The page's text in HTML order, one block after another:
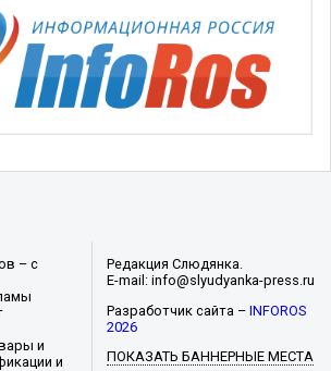
– с
и
и
Редакция Слюдянка.
E-mail: info@slyudyanka-press.ru
Разработчик сайта –INFOROS
2026
ПОКАЗАТЬ БАННЕРНЫЕ МЕСТА